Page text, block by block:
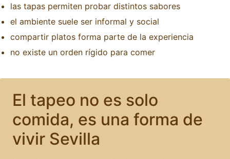
las tapas permiten probar distintos sabores
el ambiente suele ser informal y social
compartir platos forma parte de la experiencia
no existe un orden rígido para comer
El tapeo no es solo
comida, es una forma de
vivir Sevilla